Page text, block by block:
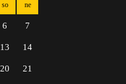
so ne
6 7
13 14
20 21